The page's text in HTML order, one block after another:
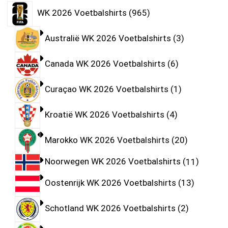
WK 2026 Voetbalshirts 965
Australië WK 2026 Voetbalshirts 3
Canada WK 2026 Voetbalshirts 6
Curaçao WK 2026 Voetbalshirts 1
Kroatië WK 2026 Voetbalshirts 4
Marokko WK 2026 Voetbalshirts 20
Noorwegen WK 2026 Voetbalshirts 11
Oostenrijk WK 2026 Voetbalshirts 13
Schotland WK 2026 Voetbalshirts 2